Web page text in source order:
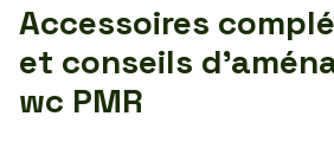
Accessoires
et conseils
wc PMR